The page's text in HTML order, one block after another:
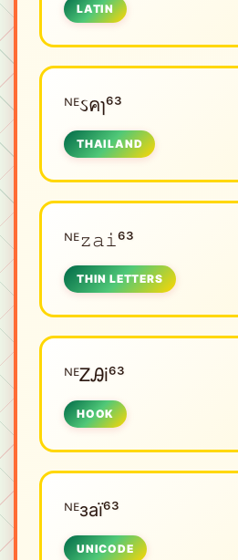
LATIN
ᴺᴱㅤઽคɿ⁶³
THAILAND
ᴺᴱㅤ𝚣𝚊𝚒⁶³
THIN LETTERS
ᴺᴱㅤᏃᎯi⁶³
HOOK
ᴺᴱㅤзаї⁶³
UNICODE